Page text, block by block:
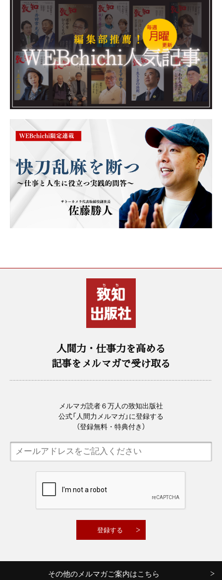
人間力・仕事力を高める
記事をメルマガで受け取る
メルマガ読者６万人の致知出版社
公式「人間力メルマガ」に登録する
（登録無料・特典付き）
その他のメルマガご案内はこちら